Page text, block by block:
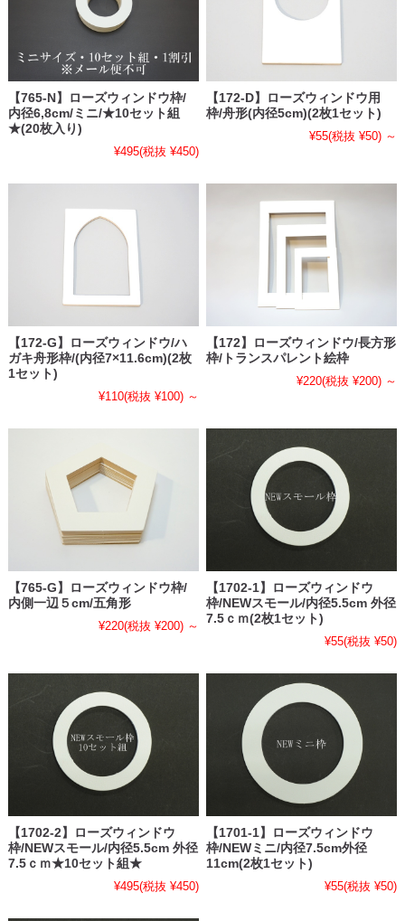
【765-N】ローズウィンドウ枠/
内径6,8cm/ミニ/★10セット組
★(20枚入り)
¥495(税抜 ¥450)
【172-D】ローズウィンドウ用
枠/舟形(内径5cm)(2枚1セット)
¥55(税抜 ¥50) ～
【172-G】ローズウィンドウ/ハ
ガキ舟形枠/(内径7×11.6cm)(2枚
1セット)
¥110(税抜 ¥100) ～
【172】ローズウィンドウ/長方形
枠/トランスパレント絵枠
¥220(税抜 ¥200) ～
【765-G】ローズウィンドウ枠/
内側一辺５cm/五角形
¥220(税抜 ¥200) ～
【1702-1】ローズウィンドウ
枠/NEWスモール/内径5.5cm 外径
7.5ｃｍ(2枚1セット)
¥55(税抜 ¥50)
【1702-2】ローズウィンドウ
枠/NEWスモール/内径5.5cm 外径
7.5ｃｍ★10セット組★
¥495(税抜 ¥450)
【1701-1】ローズウィンドウ
枠/NEWミニ/内径7.5cm外径
11cm(2枚1セット)
¥55(税抜 ¥50)